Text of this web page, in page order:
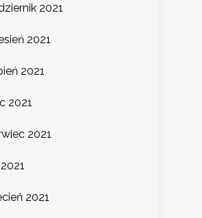
2021
2021
2021
2021
2021
2021